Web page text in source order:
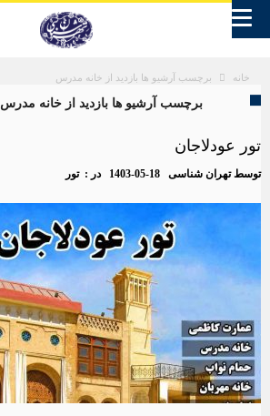
خانه برچسب آرشیو ها بازدید از خانه مدرس
برچسب آرشیو ها بازدید از خانه مدرس
تور عودلاجان
توسطتهران شناسی 1403-05-18 در :تور